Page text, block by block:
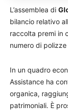
L’assemblea di
bilancio relativo
raccolta premi in
numero di
In un quadro
Assistance ha
organica,
patrimoniali. È